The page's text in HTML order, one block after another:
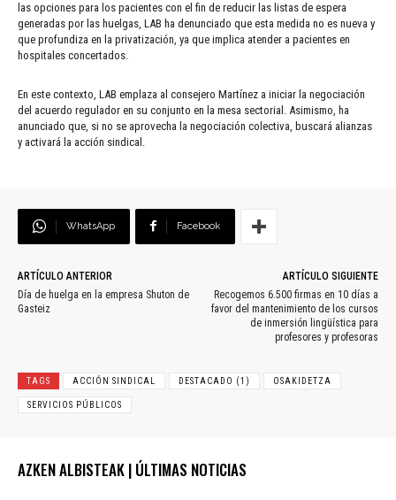
las opciones para los pacientes con el fin de reducir las listas de espera
generadas por las huelgas, LAB ha denunciado que esta medida no es nueva y
que profundiza en la privatización, ya que implica atender a pacientes en
hospitales concertados.
En este contexto, LAB emplaza al consejero Martínez a iniciar la negociación
del acuerdo regulador en su conjunto en la mesa sectorial. Asimismo, ha
anunciado que, si no se aprovecha la negociación colectiva, buscará alianzas
y activará la acción sindical.
WhatsApp Facebook
ARTÍCULO ANTERIOR
Día de huelga en la empresa Shuton de
Gasteiz
ARTÍCULO SIGUIENTE
Recogemos 6.500 firmas en 10 días a
favor del mantenimiento de los cursos
de inmersión lingüística para
profesores y profesoras
TAGS ACCIÓN SINDICAL DESTACADO (1) OSAKIDETZA
SERVICIOS PÚBLICOS
AZKEN ALBISTEAK | ÚLTIMAS NOTICIAS